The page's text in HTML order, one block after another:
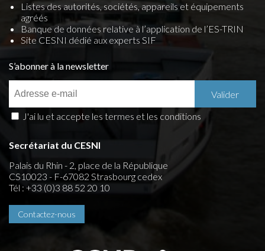
Listes des autorités, sociétés, appareils et équipements
agréés
Banque de données relative à l’application de l’ES-TRIN
Site CESNI dédié aux experts SIF
S’abonner à la newsletter
J'ai lu et accepte les termes et les conditions
Secrétariat du CESNI
Palais du Rhin - 2, place de la République
CS10023 - F-67082 Strasbourg cedex
Tél : +33 (0)3 88 52 20 10
Contactez-nous